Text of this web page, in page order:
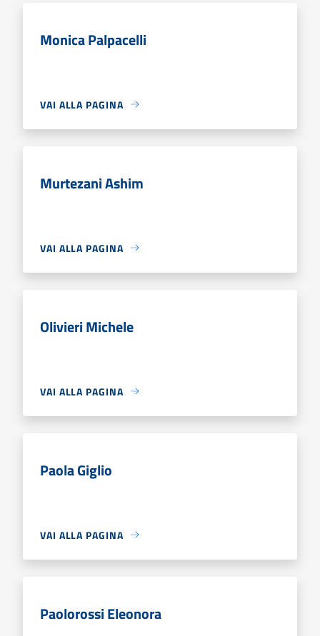
Monica Palpacelli
VAI ALLA PAGINA
Murtezani Ashim
VAI ALLA PAGINA
Olivieri Michele
VAI ALLA PAGINA
Paola Giglio
VAI ALLA PAGINA
Paolorossi Eleonora